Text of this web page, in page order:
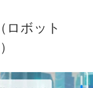
ロボット